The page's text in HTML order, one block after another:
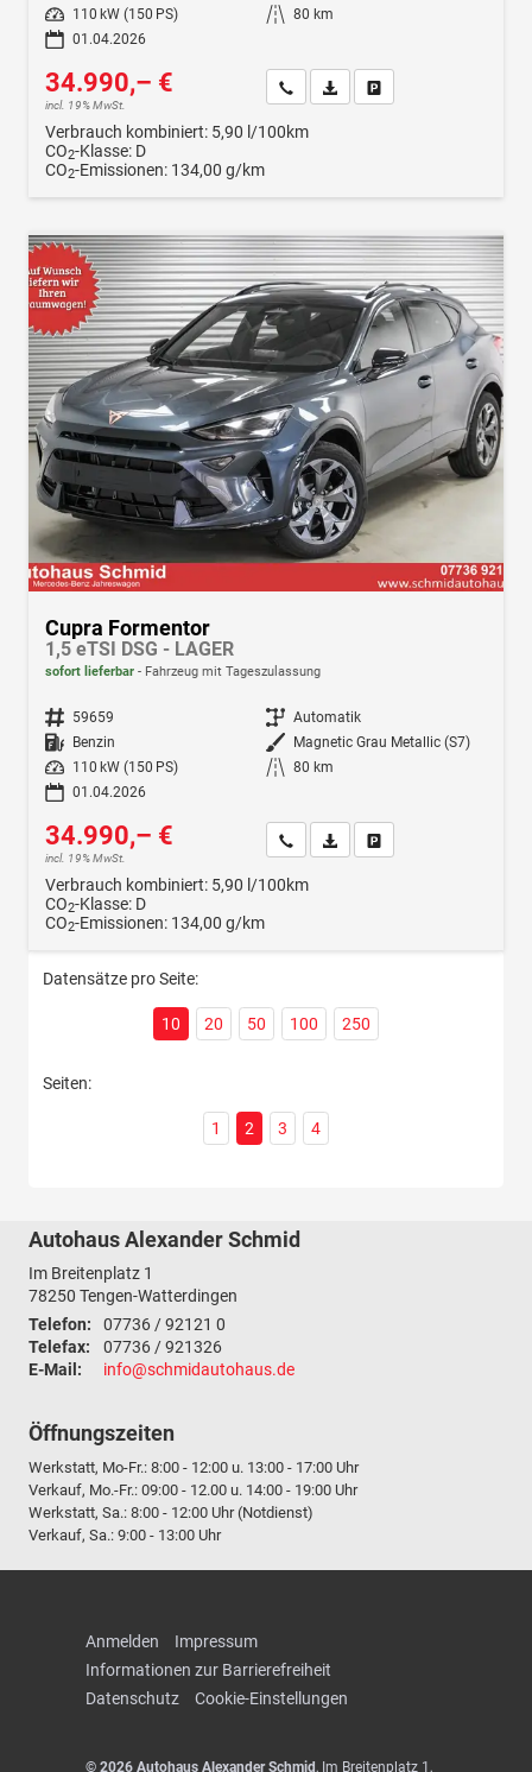
Leistung
110 kW (150 PS) Kilometerstand 80 km
01.04.2026
34.990,– €
incl. 19% MwSt.
Wir rufen Sie anFahrzeugexposé (PDF)
Verbrauch kombiniert: 5,90 l/100km
CO2-Klasse: D
CO2-Emissionen: 134,00 g/km
Cupra Formentor
1,5 eTSI DSG - LAGER
sofort lieferbar Fahrzeug mit Tageszulassung
Fahrzeugnr. 59659 Getriebe Automatik
Kraftstoff Benzin Außenfarbe Magnetic Grau Metallic (S7)
Leistung
110 kW (150 PS) Kilometerstand 80 km
01.04.2026
34.990,– €
incl. 19% MwSt.
Wir rufen Sie anFahrzeugexposé (PDF)
Verbrauch kombiniert: 5,90 l/100km
CO2-Klasse: D
CO2-Emissionen: 134,00 g/km
Datensätze pro Seite:
10 20 50 100 250
Seiten:
1 2 3 4
Autohaus Alexander Schmid
Im Breitenplatz 1
78250 Tengen-Watterdingen
Telefon:
07736 / 92121 0
Telefax:
07736 / 921326
E-Mail:
info@schmidautohaus.de
Öffnungszeiten
Werkstatt, Mo-Fr.: 8:00 - 12:00 u. 13:00 - 17:00 Uhr
Verkauf, Mo.-Fr.: 09:00 - 12.00 u. 14:00 - 19:00 Uhr
Werkstatt, Sa.: 8:00 - 12:00 Uhr (Notdienst)
Verkauf, Sa.: 9:00 - 13:00 Uhr
Anmelden
Impressum
Informationen zur Barrierefreiheit
Datenschutz
Cookie-Einstellungen
© 2026 Autohaus Alexander Schmid, Im Breitenplatz 1,